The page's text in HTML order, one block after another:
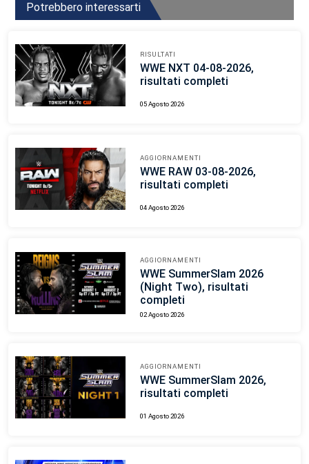
Potrebbero interessarti
RISULTATI
WWE NXT 04-08-2026,
risultati completi
05 Agosto 2026
AGGIORNAMENTI
WWE RAW 03-08-2026,
risultati completi
04 Agosto 2026
AGGIORNAMENTI
WWE SummerSlam 2026
(Night Two), risultati
completi
02 Agosto 2026
AGGIORNAMENTI
WWE SummerSlam 2026,
risultati completi
01 Agosto 2026